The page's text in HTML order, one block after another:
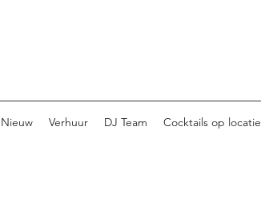
Nieuw Verhuur DJ Team Cocktails op locatie